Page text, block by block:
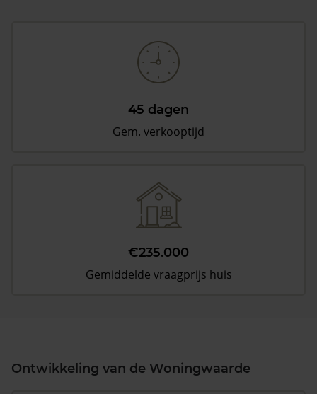
45 dagen
Gem. verkooptijd
€235.000
Gemiddelde vraagprijs huis
Ontwikkeling van de Woningwaarde